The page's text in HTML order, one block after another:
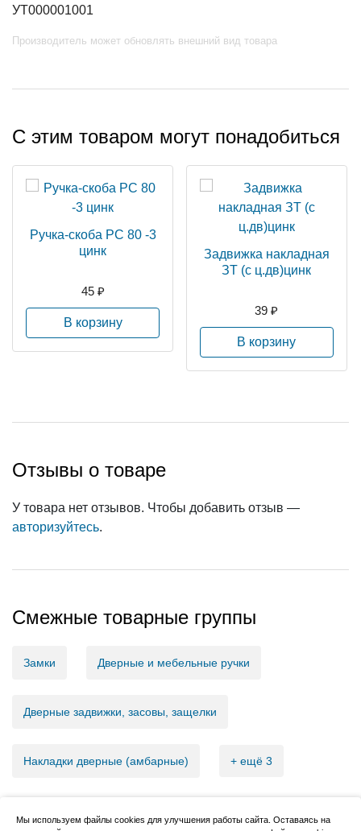
УТ000001001
Производитель может обновлять внешний вид товара
С этим товаром могут понадобиться
Ручка-скоба РС 80 -3
цинк
45 ₽
В корзину
Задвижка накладная
ЗТ (с ц.дв)цинк
39 ₽
В корзину
Отзывы о товаре
У товара нет отзывов. Чтобы добавить отзыв —
авторизуйтесь.
Смежные товарные группы
Замки Дверные и мебельные ручки
Дверные задвижки, засовы, защелки
Накладки дверные (амбарные) + ещё 3
Мы используем файлы cookies для улучшения работы сайта. Оставаясь на